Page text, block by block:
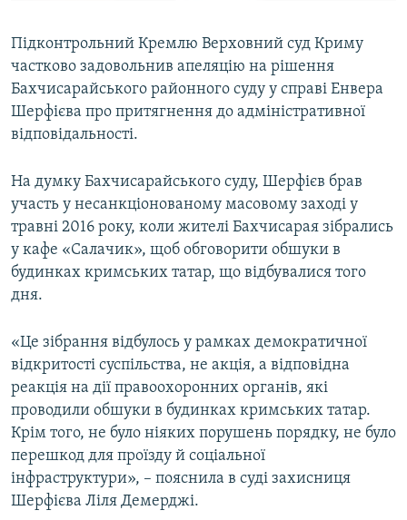
Усі сайти RFE/RL
Підконтрольний Кремлю Верховний суд Криму
частково задовольнив апеляцію на рішення
Бахчисарайського районного суду у справі Енвера
Шерфієва про притягнення до адміністративної
відповідальності.
На думку Бахчисарайського суду, Шерфієв брав
участь у несанкціонованому масовому заході у
травні 2016 року, коли жителі Бахчисарая зібрались
у кафе «Салачик», щоб обговорити обшуки в
будинках кримських татар, що відбувалися того
дня.
«Це зібрання відбулось у рамках демократичної
відкритості суспільства, не акція, а відповідна
реакція на дії правоохоронних органів, які
проводили обшуки в будинках кримських татар.
Крім того, не було ніяких порушень порядку, не було
перешкод для проїзду й соціальної
інфраструктури», – пояснила в суді захисниця
Шерфієва Ліля Демерджі.